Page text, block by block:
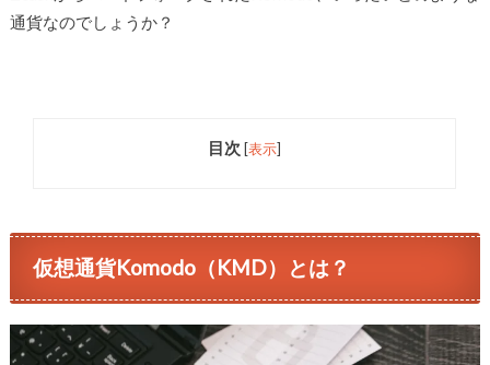
通貨なのでしょうか？
目次 [表示]
仮想通貨Komodo（KMD）とは？